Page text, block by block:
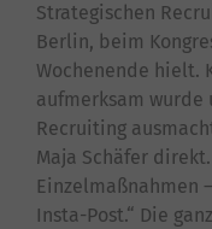
Strategischen
Berlin, beim
Wochenende hielt.
aufmerksam wurde
Recruiting
Maja Schäfer
Einzelmaßnahmen
Insta-Post.“ Die